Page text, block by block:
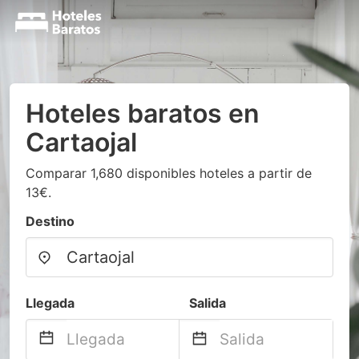
Hoteles baratos en
Cartaojal
Comparar 1,680 disponibles hoteles a partir de
13€.
Destino
Llegada Salida